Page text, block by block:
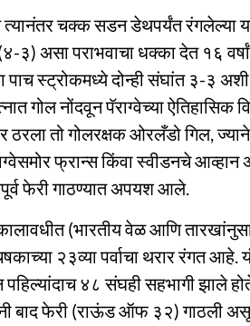
चक्क सडन डेथपर्यंत रंगलेल्या
३) असा पराभवाचा धक्का देत १६
स्ट्रोकमध्ये दोन्ही संघांत ३-३
गोल नोंदवून पॅराग्वेच्या ऐतिहासिक
ठरला तो गोलरक्षक ओरलँडो गिल,
फ्रान्स किंवा स्वीडनचे
फेरी गाठण्यात अपयश आले.
(भारतीय वेळ आणि
२३व्या पर्वाचा थरार रंगत
४८ संघही सहभागी झाले
बाद फेरी (राऊंड ऑफ ३२) गाठली